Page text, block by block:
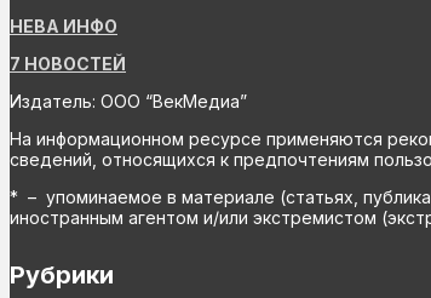
НЕВА ИНФО
7 НОВОСТЕЙ
Издатель: ООО “ВекМедиа”
На информационном ресурсе применяются
сведений, относящихся к предпочтениям
* – упоминаемое в материале (статьях,
иностранным агентом и/или экстремистом
Рубрики